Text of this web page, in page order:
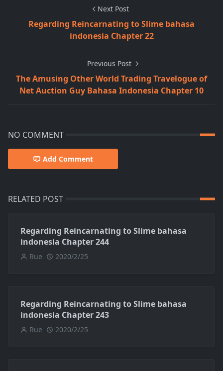
Next Post
Regarding Reincarnating to Slime bahasa
indonesia Chapter 22
Previous Post
The Amusing Other World Trading Travelogue of
Net Auction Guy Bahasa Indonesia Chapter 10
NO COMMENT
Add Comment
RELATED POST
Regarding Reincarnating to Slime bahasa
indonesia Chapter 244
Rue 2020/2/25
Regarding Reincarnating to Slime bahasa
indonesia Chapter 243
Rue 2020/2/25